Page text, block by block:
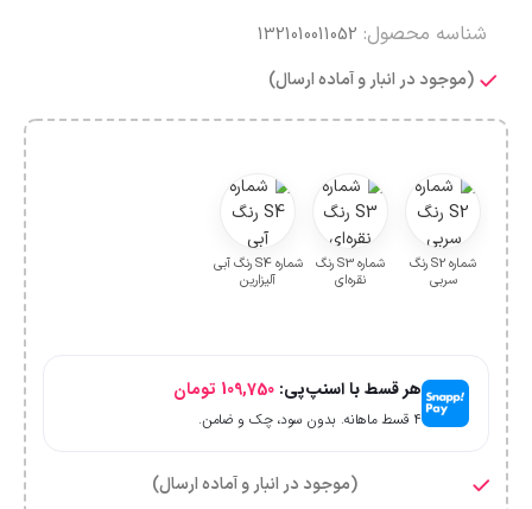
شناسه محصول: 1321010011052
(موجود در انبار و آماده ارسال)
شماره S2 رنگ
سربی
شماره S3 رنگ
نقره‌ای
شماره S4 رنگ آبی
آلیزارین
هر قسط با اسنپ‌پی: 109,750 تومان
۴ قسط ماهانه. بدون سود، چک و ضامن.
(موجود در انبار و آماده ارسال)